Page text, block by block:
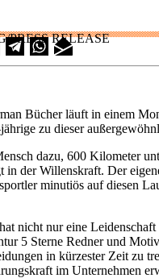
PRESS RELEASE
Bücher läuft in einem
zu dieser
dazu, 600 Kilometer
in der Willenskraft. Der
minutiös auf diesen
nicht nur eine
5 Sterne Redner und
in kürzester Zeit zu
im Unternehmen